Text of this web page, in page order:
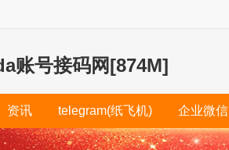
账号接码网[874M]
资讯 telegram(纸飞机) 企业微信